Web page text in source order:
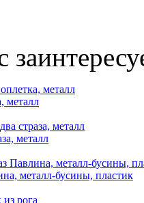
металл
металл
металл-бусины, пластик